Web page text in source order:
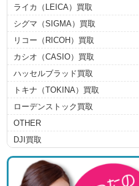
ライカ（LEICA）買取
シグマ（SIGMA）買取
リコー（RICOH）買取
カシオ（CASIO）買取
ハッセルブラッド買取
トキナ（TOKINA）買取
ローデンストック買取
OTHER
DJI買取